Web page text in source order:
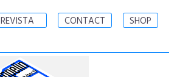
REVISTA CONTACT SHOP